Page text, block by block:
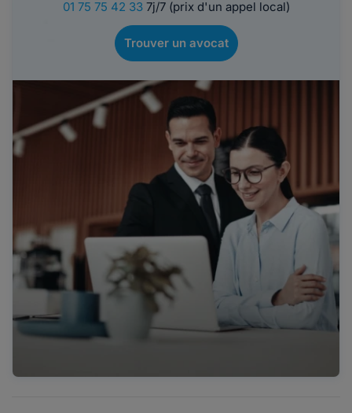
01 75 75 42 337j/7 (prix d'un appel local)
Trouver un avocat